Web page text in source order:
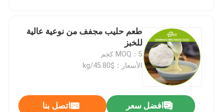
طعم حليب مجفف من نوعية عالية
للخبز
MOQ：5 كجم
الأسعار：$45.80/kg
افضل سعر اتصل بنا